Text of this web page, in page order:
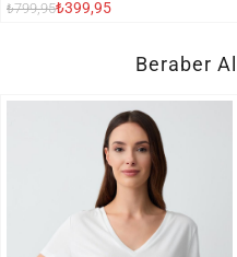
₺799,95₺399,95
Beraber